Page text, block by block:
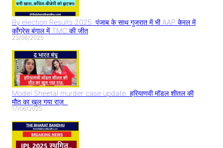
By election Results 2025: पंजाब के साथ गुजरात में भी AAP केरल में
काँग्रेस बंगाल में TMC की जीत
23/06/2025
Model Sheetal murder case update: हरियाणवी मॉडल शीतल की
मौत का खुल गया राज़..
17/06/2025